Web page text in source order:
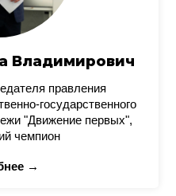
Владимирович
правления
государственного
"Движение первых",
чемпион
→